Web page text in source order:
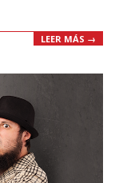
LEER MÁS →